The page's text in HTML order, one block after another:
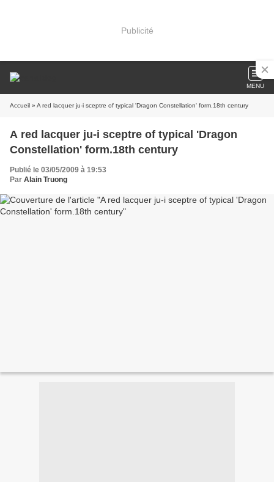
Publicité
MENU
Accueil » A red lacquer ju-i sceptre of typical 'Dragon Constellation' form.18th century
A red lacquer ju-i sceptre of typical 'Dragon
Constellation' form.18th century
Publié le 03/05/2009 à 19:53
Par Alain Truong